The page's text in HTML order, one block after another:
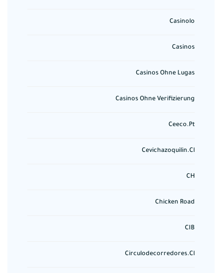
Casinolo
Casinos
Casinos Ohne Lugas
Casinos Ohne Verifizierung
Ceeco.pt
Cevichazoquilin.cl
CH
Chicken Road
CIB
Circulodecorredores.cl